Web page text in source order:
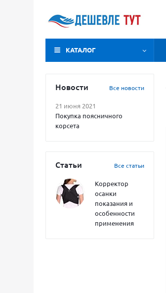
КАТАЛОГ
Новости Все новости
21 июня 2021
Покупка поясничного
корсета
Статьи Все статьи
Корректор
осанки
показания и
особенности
применения